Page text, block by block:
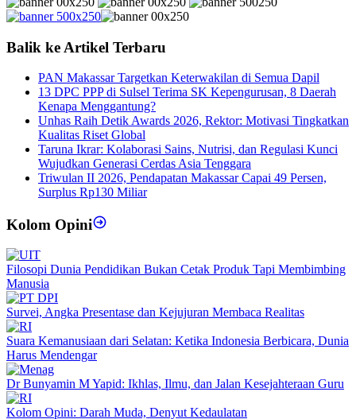
Balik ke Artikel Terbaru
PAN Makassar Targetkan Keterwakilan di Semua Dapil
13 DPC PPP di Sulsel Terima SK Kepengurusan, 8 Daerah
Kenapa Menggantung?
Unhas Raih Detik Awards 2026, Rektor: Motivasi Tingkatkan
Kualitas Riset Global
Taruna Ikrar: Kolaborasi Sains, Nutrisi, dan Regulasi Kunci
Wujudkan Generasi Cerdas Asia Tenggara
Triwulan II 2026, Pendapatan Makassar Capai 49 Persen,
Surplus Rp130 Miliar
Kolom Opini
Filosopi Dunia Pendidikan Bukan Cetak Produk Tapi Membimbing
Manusia
Survei, Angka Presentase dan Kejujuran Membaca Realitas
Suara Kemanusiaan dari Selatan: Ketika Indonesia Berbicara, Dunia
Harus Mendengar
Dr Bunyamin M Yapid: Ikhlas, Ilmu, dan Jalan Kesejahteraan Guru
Kolom Opini: Darah Muda, Denyut Kedaulatan